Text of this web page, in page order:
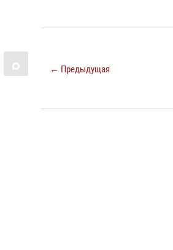
← Предыдущая